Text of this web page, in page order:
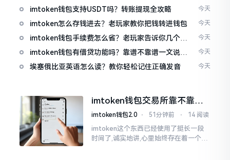
imtoken钱包支持USDT吗？转账提现全攻略 今天
imtoken怎么存钱进去？老玩家教你把钱转进钱包 今天
imtoken钱包手续费怎么省？老玩家告诉你几个实
在招
今天
imtoken钱包有借贷功能吗？靠谱不靠谱一文说清
楚
今天
埃塞俄比亚英语怎么读？教你轻松记住正确发音 今天
imtoken钱包交易所靠不靠
谱？老玩家说说心里话
imtoken钱包2.0 ⋅ 51分钟前 ⋅ 14 阅读
imtoken这个东西已经使用了挺长一段
时间了,诚实地讲,心里始终存在着一个疙